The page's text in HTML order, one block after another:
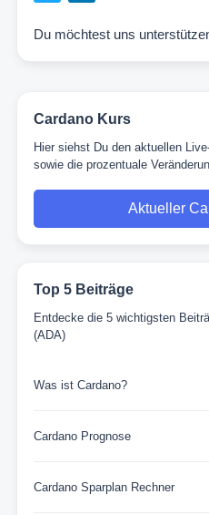
Du möchtest uns
Cardano Kurs
Hier siehst Du den aktuellen
sowie die prozentuale
Aktueller
Top 5 Beiträge
Entdecke die 5 wichtigsten
(ADA)
Was ist Cardano?
Cardano Prognose
Cardano Sparplan Rechner